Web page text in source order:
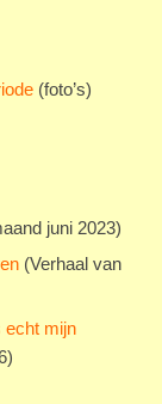
(foto’s)
juni 2023)
(Verhaal van
echt mijn